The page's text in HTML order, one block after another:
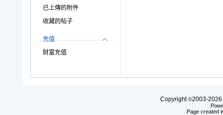
已上傳的附件
收藏的帖子
充值
財富充值
Copyright©2003-2026
Page created